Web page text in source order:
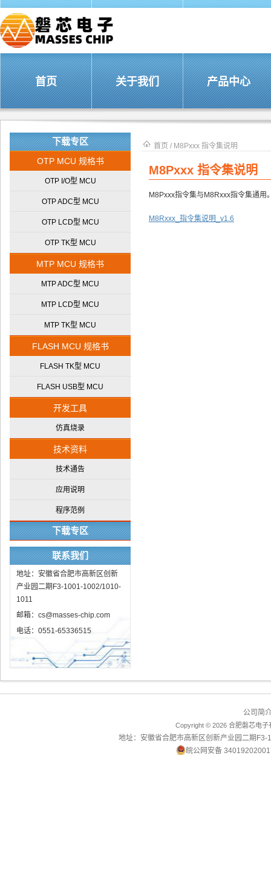
首页 关于我们 产品中心
下载专区
OTP MCU 规格书
OTP I/O型 MCU
OTP ADC型 MCU
OTP LCD型 MCU
OTP TK型 MCU
MTP MCU 规格书
MTP ADC型 MCU
MTP LCD型 MCU
MTP TK型 MCU
FLASH MCU 规格书
FLASH TK型 MCU
FLASH USB型 MCU
开发工具
仿真烧录
技术资料
技术通告
应用说明
程序范例
下载专区
联系我们
地址：安徽省合肥市高新区创新
产业园二期F3-1001-1002/1010-
1011
邮箱：cs@masses-chip.com
电话：0551-65336515
首页 / M8Pxxx 指令集说明
M8Pxxx 指令集说明
M8Pxxx指令集与M8Rxxx指令集通用
M8Rxxx_指令集说明_v1.6
公司简
Copyright © 2026 合肥磐芯电子
地址：安徽省合肥市高新区创新产业园二期
皖公网安备